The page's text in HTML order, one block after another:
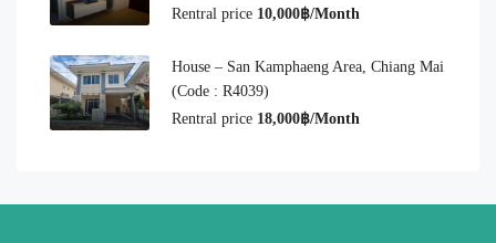
Rentral price 10,000฿/Month
House – San Kamphaeng Area, Chiang Mai
(Code : R4039)
Rentral price 18,000฿/Month